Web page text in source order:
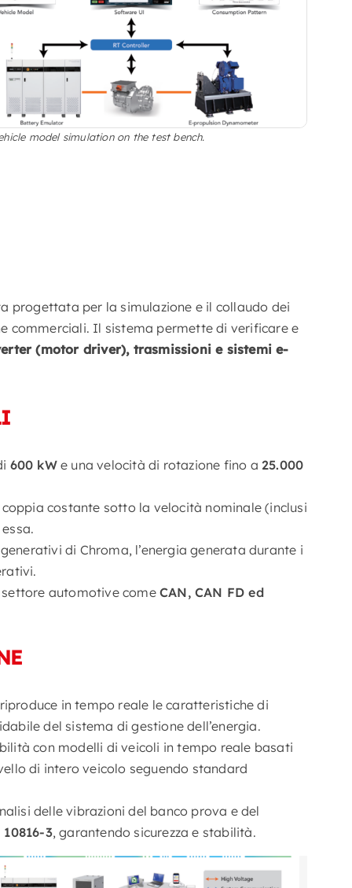
model simulation on the test bench.
progettata per la simulazione e il collaudo dei
commerciali. Il sistema permette di verificare e
(motor driver), trasmissioni e sistemi e-
600 kWe una velocità di rotazione fino a 25.000
costante sotto la velocità nominale (inclusi
di Chroma, l’energia generata durante i
automotive come CAN, CAN FD ed
in tempo reale le caratteristiche di
del sistema di gestione dell’energia.
con modelli di veicoli in tempo reale basati
di intero veicolo seguendo standard
delle vibrazioni del banco prova e del
3, garantendo sicurezza e stabilità.